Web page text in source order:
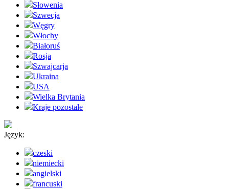
Słowenia
Szwecja
Węgry
Włochy
Białoruś
Rosja
Szwajcarja
Ukraina
USA
Wielka Brytania
Kraje pozostałe
Język:
czeski
niemiecki
angielski
francuski